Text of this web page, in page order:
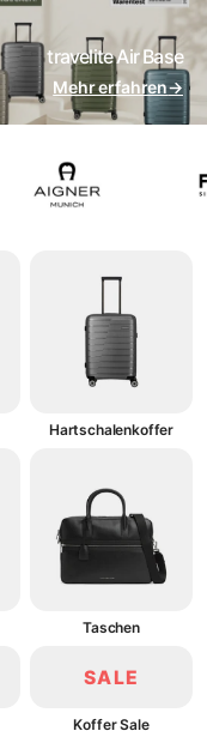
travelite Air Base
Mehr erfahren→
Hartschalenkoffer
Taschen
SALE
Koffer Sale